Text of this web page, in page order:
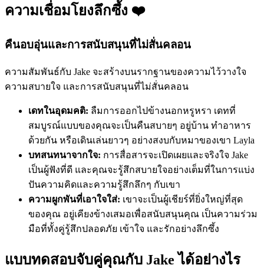
ความเชื่อมโยงลึกซึ้ง ❤️
คืนอบอุ่นและการสนับสนุนที่ไม่สั่นคลอน
ความสัมพันธ์กับ Jake จะสร้างบนรากฐานของความไว้วางใจ
ความสบายใจ และการสนับสนุนที่ไม่สั่นคลอน
เดทในอุดมคติ: ลืมการออกไปข้างนอกหรูหรา เดทที่
สมบูรณ์แบบของคุณจะเป็นคืนสบายๆ อยู่บ้าน ทำอาหาร
ด้วยกัน หรือเดินเล่นยาวๆ อย่างสงบกับหมาของเขา Layla
บทสนทนาจากใจ: การสื่อสารจะเปิดเผยและจริงใจ Jake
เป็นผู้ฟังที่ดี และคุณจะรู้สึกสบายใจอย่างเต็มที่ในการแบ่ง
ปันความคิดและความรู้สึกลึกๆ กับเขา
ความผูกพันที่เอาใจใส่: เขาจะเป็นผู้เชียร์ที่ยิ่งใหญ่ที่สุด
ของคุณ อยู่เคียงข้างเสมอเพื่อสนับสนุนคุณ เป็นความร่วม
มือที่ทั้งคู่รู้สึกปลอดภัย เข้าใจ และรักอย่างลึกซึ้ง
แบบทดสอบจับคู่คุณกับ Jake ได้อย่างไร